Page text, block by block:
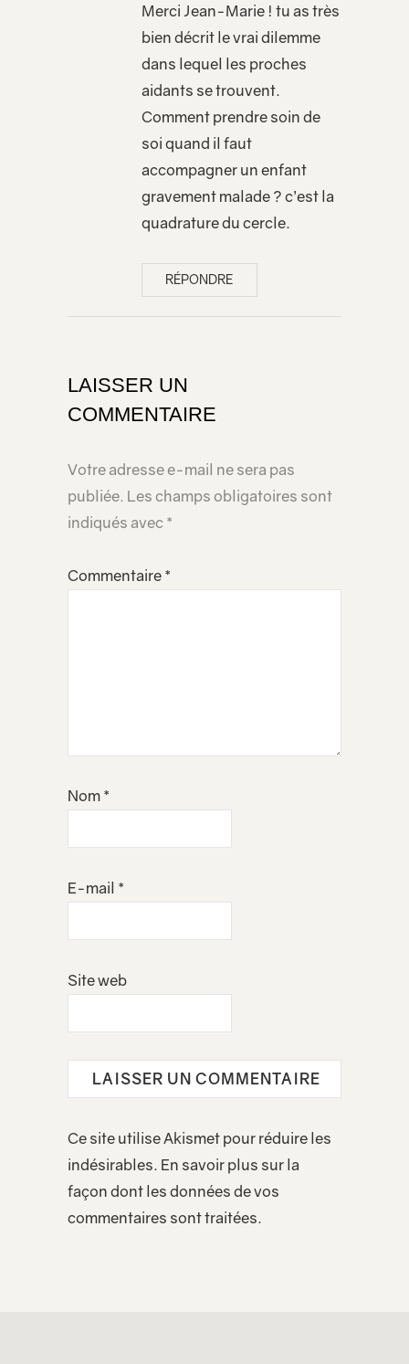
Merci Jean-Marie ! tu as très
bien décrit le vrai dilemme
dans lequel les proches
aidants se trouvent.
Comment prendre soin de
soi quand il faut
accompagner un enfant
gravement malade ? c’est la
quadrature du cercle.
RÉPONDRE
LAISSER UN
COMMENTAIRE
Votre adresse e-mail ne sera pas
publiée. Les champs obligatoires sont
indiqués avec *
Commentaire *
Nom *
E-mail *
Site web
Ce site utilise Akismet pour réduire les
indésirables. En savoir plus sur la
façon dont les données de vos
commentaires sont traitées.